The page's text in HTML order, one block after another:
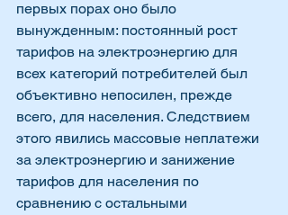
первых порах оно было
вынужденным: постоянный рост
тарифов на электроэнергию для
всех категорий потребителей был
объективно непосилен, прежде
всего, для населения. Следствием
этого явились массовые неплатежи
за электроэнергию и занижение
тарифов для населения по
сравнению с остальными